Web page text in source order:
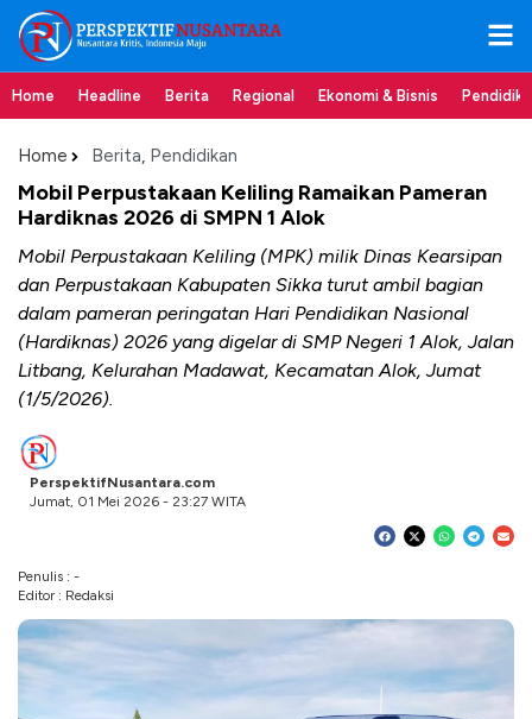
Home Headline Berita Regional Ekonomi & Bisnis
Home Berita, Pendidikan
Mobil Perpustakaan Keliling Ramaikan Pameran
Hardiknas 2026 di SMPN 1 Alok
Mobil Perpustakaan Keliling (MPK) milik Dinas Kearsipan
dan Perpustakaan Kabupaten Sikka turut ambil bagian
dalam pameran peringatan Hari Pendidikan Nasional
(Hardiknas) 2026 yang digelar di SMP Negeri 1 Alok, Jalan
Litbang, Kelurahan Madawat, Kecamatan Alok, Jumat
(1/5/2026).
PerspektifNusantara.com
Jumat, 01 Mei 2026 - 23:27 WITA
Penulis : -
Editor : Redaksi